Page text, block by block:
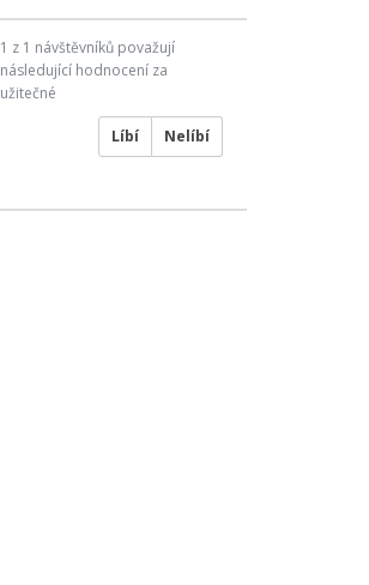
1 z 1 návštěvníků považují
následující hodnocení za
užitečné
Líbí Nelíbí